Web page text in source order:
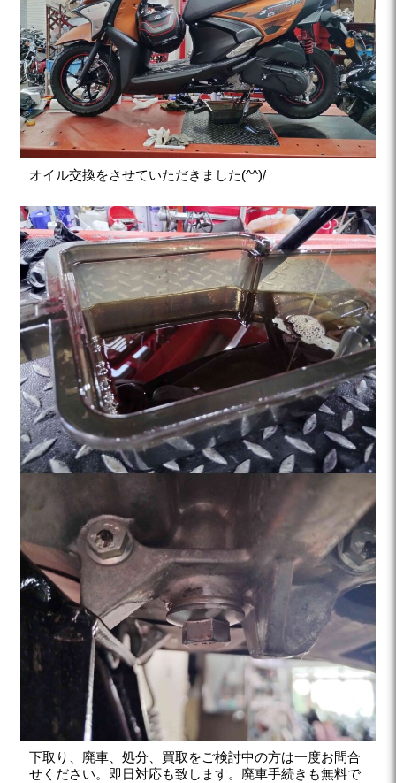
オイル交換をさせていただきました(^^)/
下取り、廃車、処分、買取をご検討中の方は一度お問合
せください。即日対応も致します。廃車手続きも無料で